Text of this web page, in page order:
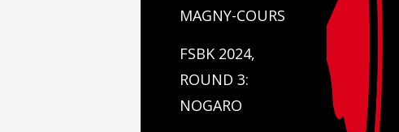
MAGNY-COURS
FSBK 2024,
ROUND 3:
NOGARO